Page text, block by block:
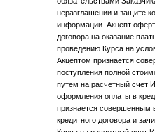
неразглашении и защите
информации. Акцепт
договора на оказание
проведению Курса на
Акцептом признается
поступления полной
путем на расчетный счет
оформления оплаты в
признается совершенным
кредитного договора и